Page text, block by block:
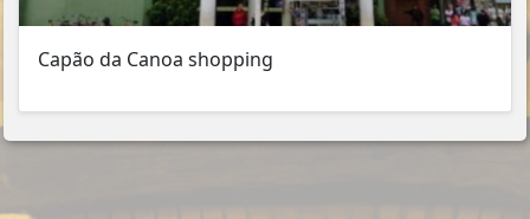
Capão da Canoa shopping